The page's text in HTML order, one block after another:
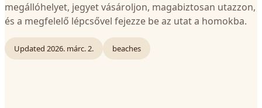
megállóhelyet, jegyet vásároljon, magabiztosan utazzon,
és a megfelelő lépcsővel fejezze be az utat a homokba.
Updated 2026. márc. 2. beaches